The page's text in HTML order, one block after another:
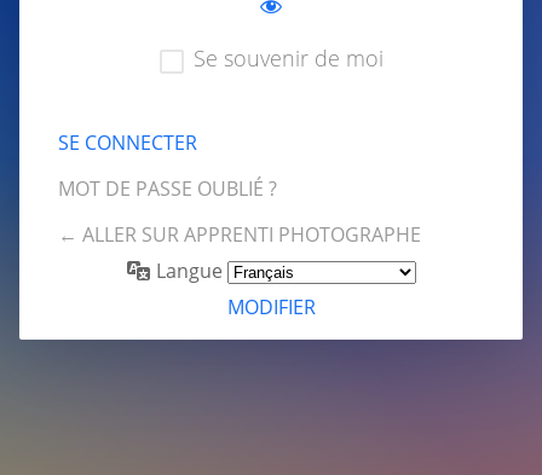
Se souvenir de moi
MOT DE PASSE OUBLIÉ ?
← ALLER SUR APPRENTI PHOTOGRAPHE
Langue